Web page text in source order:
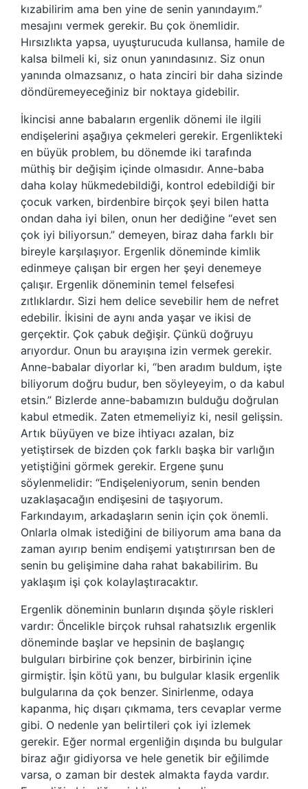
kızabilirim ama ben yine de senin yanındayım.”
mesajını vermek gerekir. Bu çok önemlidir.
Hırsızlıkta yapsa, uyuşturucuda kullansa, hamile de
kalsa bilmeli ki, siz onun yanındasınız. Siz onun
yanında olmazsanız, o hata zinciri bir daha sizinde
döndüremeyeceğiniz bir noktaya gidebilir.
İkincisi anne babaların ergenlik dönemi ile ilgili
endişelerini aşağıya çekmeleri gerekir. Ergenlikteki
en büyük problem, bu dönemde iki tarafında
müthiş bir değişim içinde olmasıdır. Anne-baba
daha kolay hükmedebildiği, kontrol edebildiği bir
çocuk varken, birdenbire birçok şeyi bilen hatta
ondan daha iyi bilen, onun her dediğine “evet sen
çok iyi biliyorsun.” demeyen, biraz daha farklı bir
bireyle karşılaşıyor. Ergenlik döneminde kimlik
edinmeye çalışan bir ergen her şeyi denemeye
çalışır. Ergenlik döneminin temel felsefesi
zıtlıklardır. Sizi hem delice sevebilir hem de nefret
edebilir. İkisini de aynı anda yaşar ve ikisi de
gerçektir. Çok çabuk değişir. Çünkü doğruyu
arıyordur. Onun bu arayışına izin vermek gerekir.
Anne-babalar diyorlar ki, “ben aradım buldum, işte
biliyorum doğru budur, ben söyleyeyim, o da kabul
etsin.” Bizlerde anne-babamızın bulduğu doğrulan
kabul etmedik. Zaten etmemeliyiz ki, nesil gelişsin.
Artık büyüyen ve bize ihtiyacı azalan, biz
yetiştirsek de bizden çok farklı başka bir varlığın
yetiştiğini görmek gerekir. Ergene şunu
söylenmelidir: “Endişeleniyorum, senin benden
uzaklaşacağın endişesini de taşıyorum.
Farkındayım, arkadaşların senin için çok önemli.
Onlarla olmak istediğini de biliyorum ama bana da
zaman ayırıp benim endişemi yatıştırırsan ben de
senin bu gelişimine daha rahat bakabilirim. Bu
yaklaşım işi çok kolaylaştıracaktır.
Ergenlik döneminin bunların dışında şöyle riskleri
vardır: Öncelikle birçok ruhsal rahatsızlık ergenlik
döneminde başlar ve hepsinin de başlangıç
bulguları birbirine çok benzer, birbirinin içine
girmiştir. İşin kötü yanı, bu bulgular klasik ergenlik
bulgularına da çok benzer. Sinirlenme, odaya
kapanma, hiç dışarı çıkmama, ters cevaplar verme
gibi. O nedenle yan belirtileri çok iyi izlemek
gerekir. Eğer normal ergenliğin dışında bu bulgular
biraz ağır gidiyorsa ve hele genetik bir eğilimde
varsa, o zaman bir destek almakta fayda vardır.